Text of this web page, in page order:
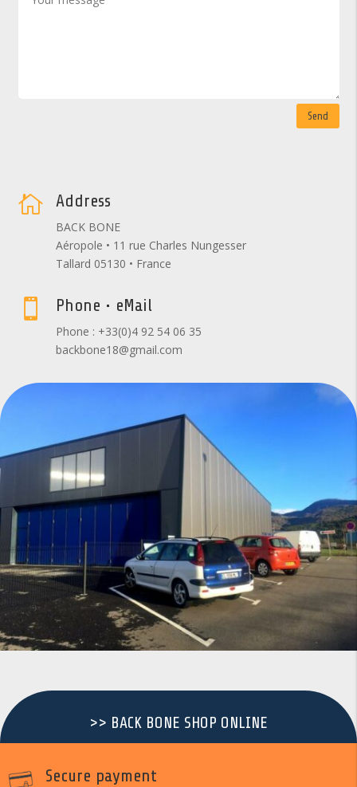
Send
 Address
BACK BONE
Aéropole • 11 rue Charles Nungesser
Tallard 05130 • France
 Phone • eMail
Phone : +33(0)4 92 54 06 35
backbone18@gmail.com
>> BACK BONE SHOP ONLINE
Secure payment